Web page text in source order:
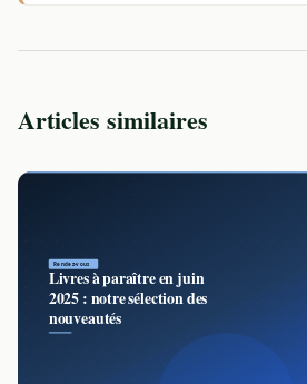
Articles similaires